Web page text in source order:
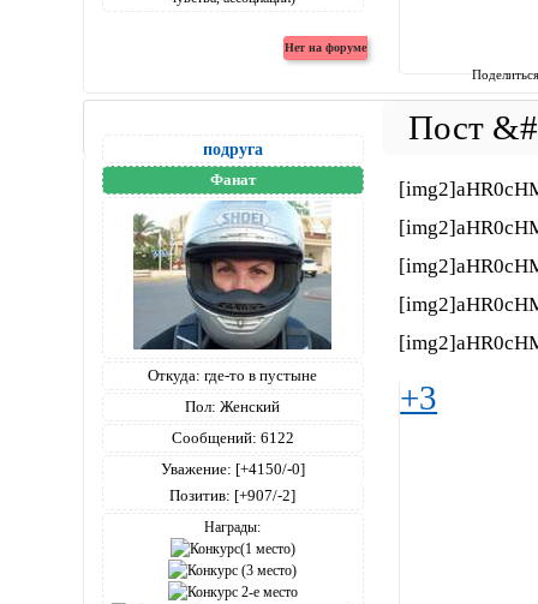
подруга
Фанат
Откуда: где-то в пустыне
Пол: Женский
Сообщений: 6122
Уважение: [+4150/-0]
Позитив: [+907/-2]
Награды:
+3